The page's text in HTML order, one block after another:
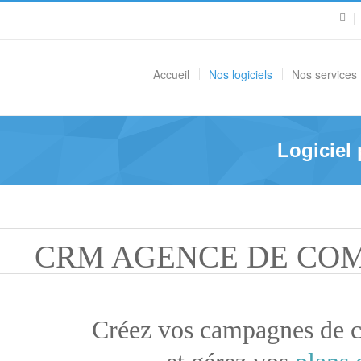
Accueil Nos logiciels Nos services
Logiciel
CRM AGENCE DE
Créez vos campagnes de